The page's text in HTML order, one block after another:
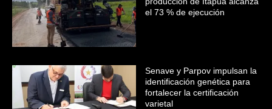
el 73 % de ejecución
Senave y Parpov impulsan la
identificación genética para
fortalecer la certificación
varietal